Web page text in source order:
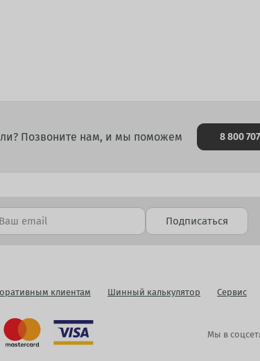
Позвоните нам, и мы поможем 8 800
Подписаться
клиентам Шинный калькулятор Сервис
Мы в